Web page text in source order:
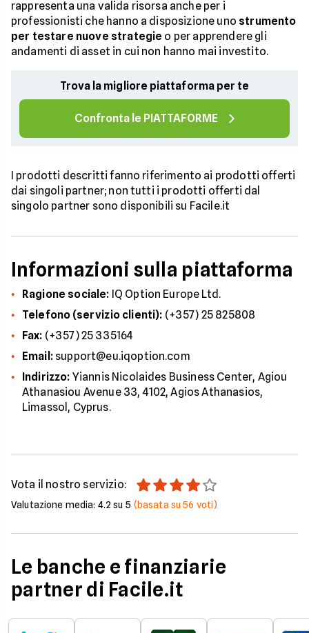
rappresenta una valida risorsa anche per i
professionisti che hanno a disposizione uno strumento
per testare nuove strategie o per apprendere gli
andamenti di asset in cui non hanno mai investito.
Trova la migliore piattaforma per te
Confronta le PIATTAFORME
I prodotti descritti fanno riferimento ai prodotti offerti
dai singoli partner; non tutti i prodotti offerti dal
singolo partner sono disponibili su Facile.it
Informazioni sulla piattaforma
Ragione sociale: IQ Option Europe Ltd.
Telefono (servizio clienti): (+357) 25 825808
Fax: (+357) 25 335164
Email:support@eu.iqoption.com
Indirizzo: Yiannis Nicolaides Business Center, Agiou
Athanasiou Avenue 33, 4102, Agios Athanasios,
Limassol, Cyprus.
Vota il nostro servizio:
Valutazione media: 4.2 su 5 (basata su56 voti)
Le banche e finanziarie
partner di Facile.it